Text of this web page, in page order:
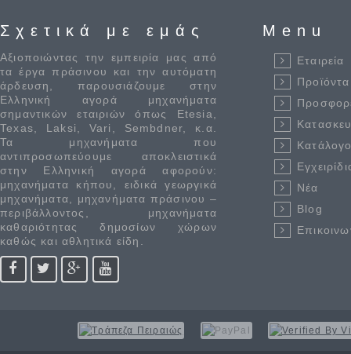
Σχετικά με εμάς
Αξιοποιώντας την εμπειρία μας από
τα έργα πράσινου και την αυτόματη
άρδευση, παρουσιάζουμε στην
Ελληνική αγορά μηχανήματα
σημαντικών εταιριών όπως Etesia,
Texas, Laksi, Vari, Sembdner, κ.α.
Τα μηχανήματα που
αντιπροσωπεύουμε αποκλειστικά
στην Ελληνική αγορά αφορούν:
μηχανήματα κήπου, ειδικά γεωργικά
μηχανήματα, μηχανήματα πράσινου –
περιβάλλοντος, μηχανήματα
καθαριότητας δημοσίων χώρων
καθώς και αθλητικά είδη.
Menu
Εταιρεία
Προϊόντα
Νέα
Blog